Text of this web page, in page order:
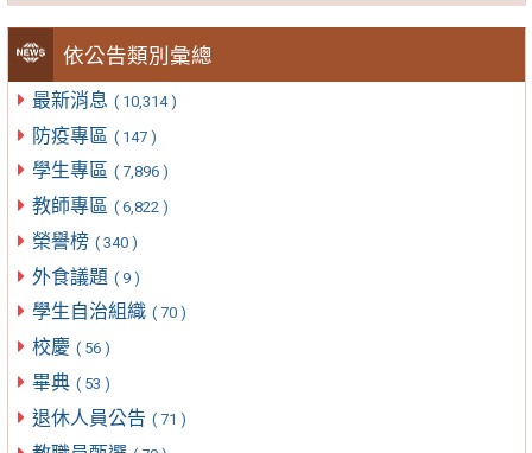
依公告類別彙總
最新消息 ( 10,314 )
防疫專區 ( 147 )
學生專區 ( 7,896 )
教師專區 ( 6,822 )
榮譽榜 ( 340 )
外食議題 ( 9 )
學生自治組織 ( 70 )
校慶 ( 56 )
畢典 ( 53 )
退休人員公告 ( 71 )